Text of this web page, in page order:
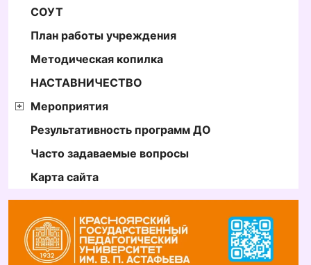
СОУТ
План работы учреждения
Методическая копилка
НАСТАВНИЧЕСТВО
Мероприятия
Результативность программ ДО
Часто задаваемые вопросы
Карта сайта